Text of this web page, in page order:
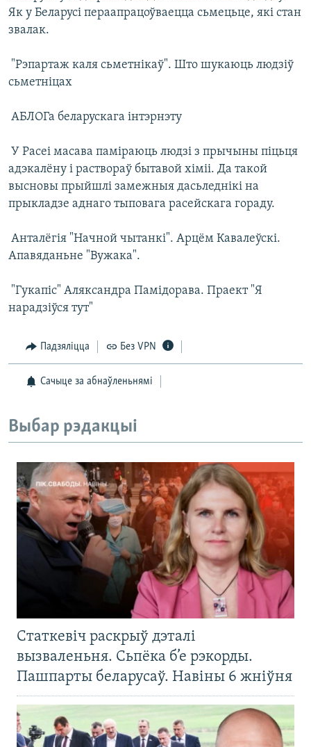
Як у Беларусі пераапрацоўваецца сьмецьце, які стан
звалак.
 "Рэпартаж каля сьметнікаў". Што шукаюць людзіў
сьметніцах
 АБЛОГа беларускага інтэрнэту
 У Расеі масава паміраюць людзі з прычыны піцьця
адэкалёну і раствораў бытавой хіміі. Да такой
высновы прыйшлі замежныя дасьледнікі на
прыкладзе аднаго тыповага расейскага гораду.
 Анталёгія "Начной чытанкі". Арцём Кавалеўскі.
Апавяданьне "Вужака".
 "Гукапіс" Аляксандра Памідорава. Праект "Я
нарадзіўся тут"
Падзяліцца Без VPN
Сачыце за абнаўленьнямі
Выбар рэдакцыі
Статкевіч раскрыў дэталі
вызваленьня. Сьпёка б’е рэкорды.
Пашпарты беларусаў. Навіны 6 жніўня